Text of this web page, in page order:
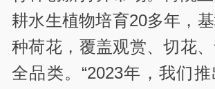
耕水生植物培育20多年，
种荷花，覆盖观赏、切花
全品类。“2023年，我们